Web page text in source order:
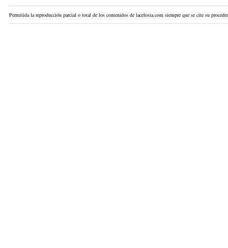
Permitida la reproducción parcial o total de los contenidos de lacelosia.com siempre que se cite su